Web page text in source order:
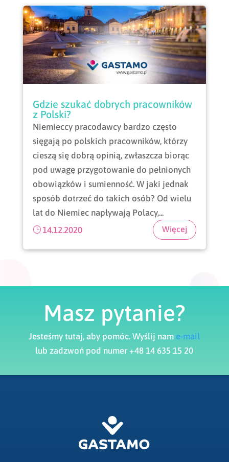
Gdzie szukać dobrych pracowników
z Polski?
14.12.2020
Niemieccy pracodawcy bardzo często
sięgają po polskich pracowników, którzy
cieszą się dobrą opinią, zwłaszcza biorąc
pod uwagę przygotowanie do pełnionych
obowiązków i sumienność. W jaki jednak
sposób dotrzeć do takich osób? Od wielu
lat do Niemiec napływają Polacy,...
Masz pytanie?
Jesteśmy tutaj, aby pomóc. Wyślij nam e-mail
lub zadzwoń pod numer +48 14 635 15 20